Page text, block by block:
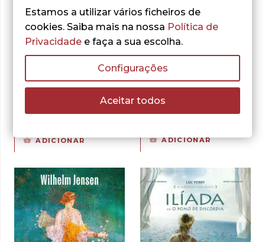
- 10%
As Horas
preço
era:
16,00 €.
preço
é:
14,40 €.
ADICIONAR
- 10%
Ian McEwan
preço
era:
17,00 €.
preço
é:
15,30 €.
ADICIONAR
Estamos a utilizar vários ficheiros de
cookies. Saiba mais na nossa Política de
Privacidade e faça a sua escolha.
Configurações
Aceitar todos